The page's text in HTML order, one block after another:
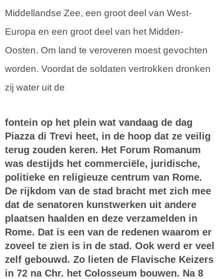
Middellandse Zee, een groot deel van West-
Europa en een groot deel van het Midden-
Oosten. Om land te veroveren moest gevochten
worden. Voordat de soldaten vertrokken dronken
zij water uit de
fontein op het plein wat vandaag de dag
Piazza di Trevi heet, in de hoop dat ze veilig
terug zouden keren. Het Forum Romanum
was destijds het commerciële, juridische,
politieke en religieuze centrum van Rome.
De rijkdom van de stad bracht met zich mee
dat de senatoren kunstwerken uit andere
plaatsen haalden en deze verzamelden in
Rome. Dat is een van de redenen waarom er
zoveel te zien is in de stad. Ook werd er veel
zelf gebouwd. Zo lieten de Flavische Keizers
in 72 na Chr. het Colosseum bouwen. Na 8